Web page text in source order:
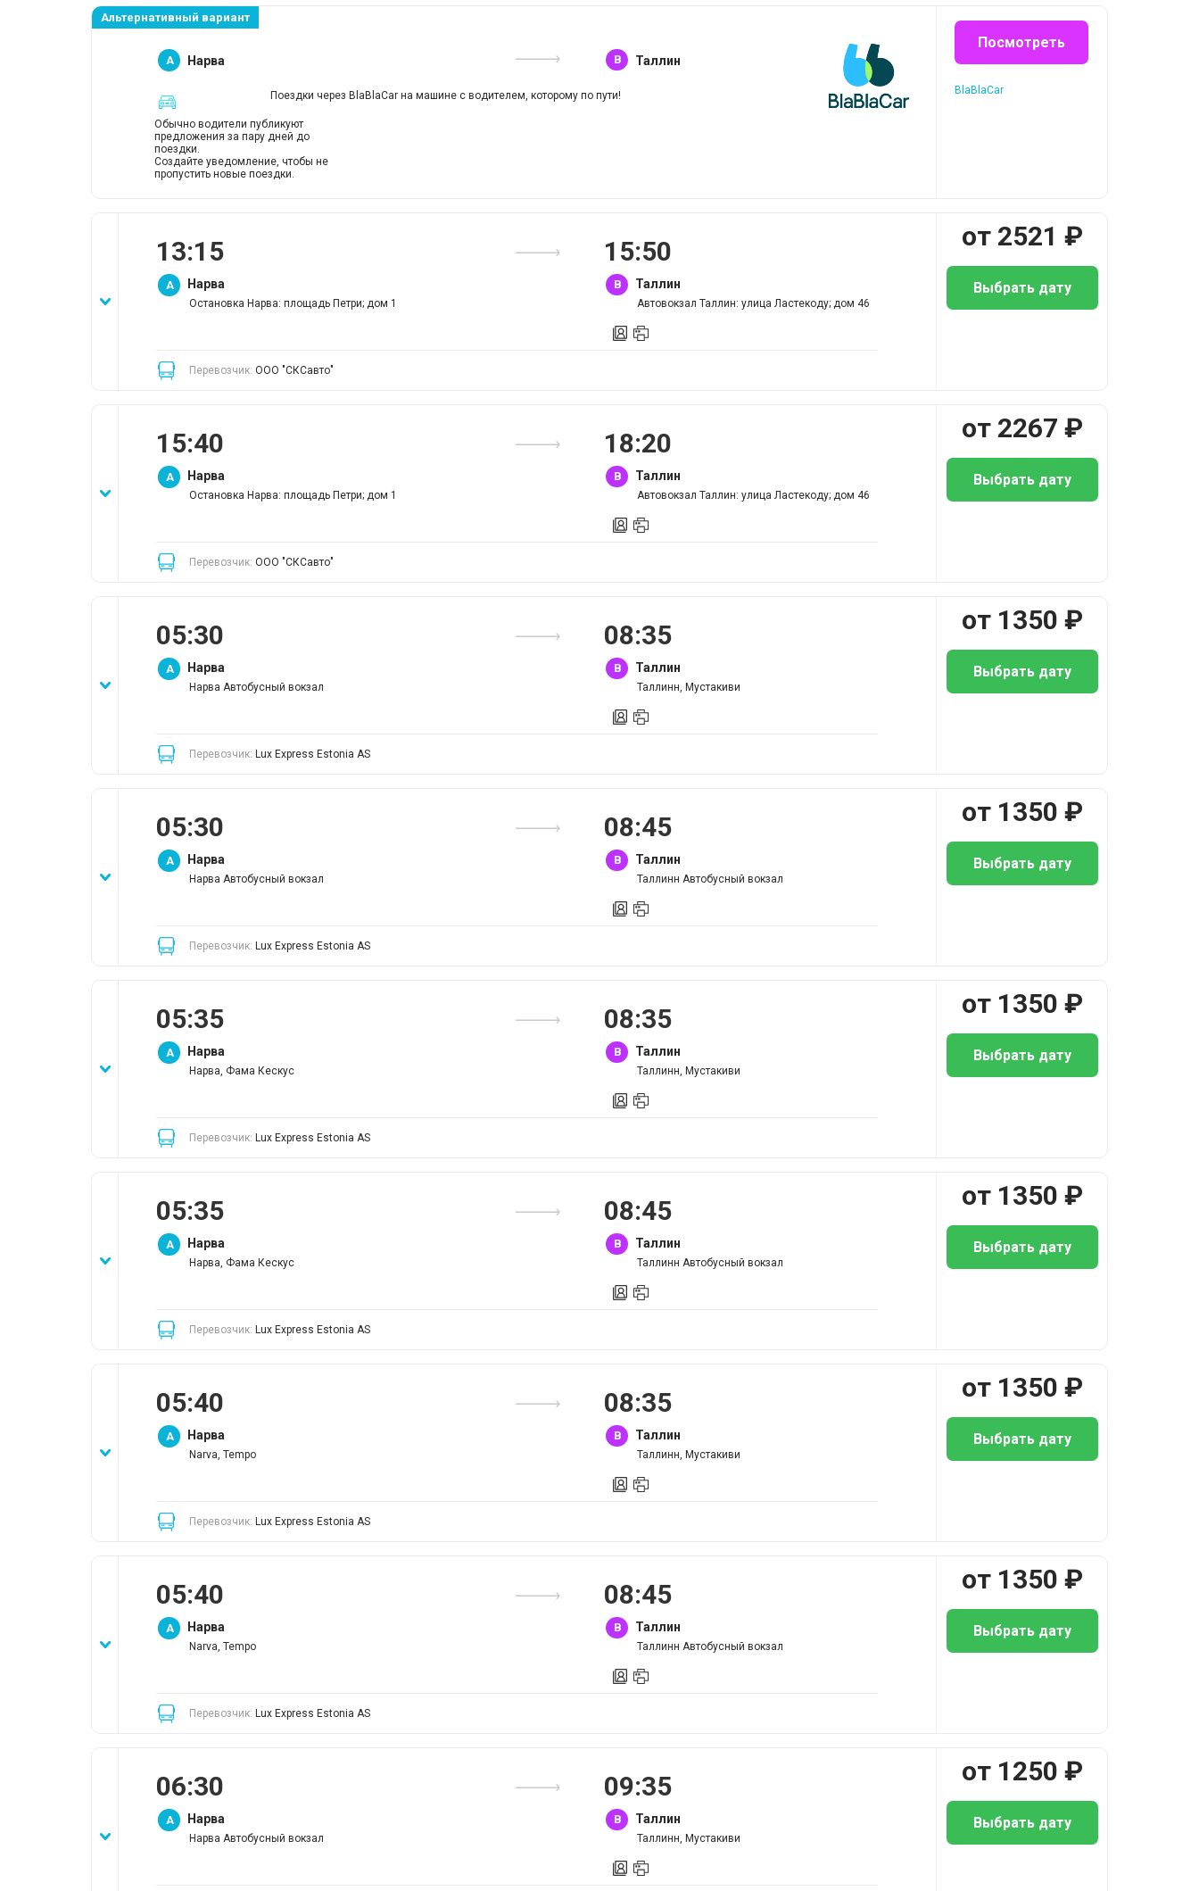
Альтернативный вариант
A Нарва B Таллин
Поездки через BlaBlaCar на машине с водителем, которому по пути!
Обычно водители публикуют
предложения за пару дней до
поездки.
Создайте уведомление, чтобы не
пропустить новые поездки.
Посмотреть
BlaBlaCar
13:15
A Нарва
Остановка Нарва: площадь Петри; дом 1
15:50
B Таллин
Автовокзал Таллин: улица Ластекоду; дом 46
Перевозчик: ООО "СКСавто"
от 2521 ₽
Выбрать дату
15:40
A Нарва
Остановка Нарва: площадь Петри; дом 1
18:20
B Таллин
Автовокзал Таллин: улица Ластекоду; дом 46
Перевозчик: ООО "СКСавто"
от 2267 ₽
Выбрать дату
05:30
A Нарва
Нарва Автобусный вокзал
08:35
B Таллин
Таллинн, Мустакиви
Перевозчик: Lux Express Estonia AS
от 1350 ₽
Выбрать дату
05:30
A Нарва
Нарва Автобусный вокзал
08:45
B Таллин
Таллинн Автобусный вокзал
Перевозчик: Lux Express Estonia AS
от 1350 ₽
Выбрать дату
05:35
A Нарва
Нарва, Фама Кескус
08:35
B Таллин
Таллинн, Мустакиви
Перевозчик: Lux Express Estonia AS
от 1350 ₽
Выбрать дату
05:35
A Нарва
Нарва, Фама Кескус
08:45
B Таллин
Таллинн Автобусный вокзал
Перевозчик: Lux Express Estonia AS
от 1350 ₽
Выбрать дату
05:40
A Нарва
Narva, Tempo
08:35
B Таллин
Таллинн, Мустакиви
Перевозчик: Lux Express Estonia AS
от 1350 ₽
Выбрать дату
05:40
A Нарва
Narva, Tempo
08:45
B Таллин
Таллинн Автобусный вокзал
Перевозчик: Lux Express Estonia AS
от 1350 ₽
Выбрать дату
06:30
A Нарва
Нарва Автобусный вокзал
09:35
B Таллин
Таллинн, Мустакиви
от 1250 ₽
Выбрать дату